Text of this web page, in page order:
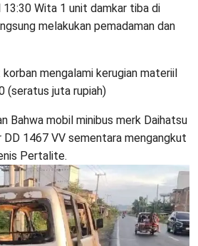
Wita 1 unit damkar tiba di
melakukan pemadaman dan
mengalami kerugian materiil
(seratus juta rupiah)
Bahwa mobil minibus merk Daihatsu
DD 1467 VV sementara mengangkut
Pertalite.